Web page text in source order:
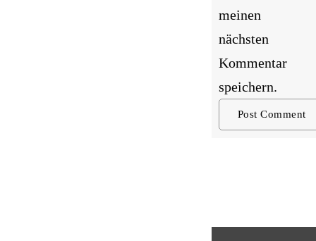
meinen
nächsten
Kommentar
speichern.